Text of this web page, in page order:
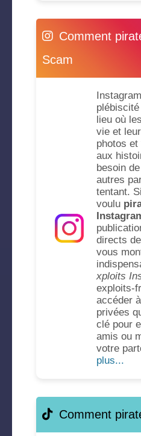
Comment
Scam
lieu où
vie et
photos
aux
besoin
autres
tentant.
voulu
directs
vous
xploits
exploits-
accéder
privées
clé pour
amis ou
votre
plus...
Comment